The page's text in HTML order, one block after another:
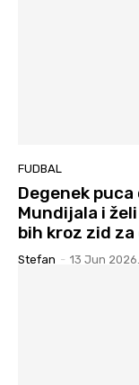
FUDBAL
Degenek
Mundijala i
bih kroz zid
Stefan - 13 Jun